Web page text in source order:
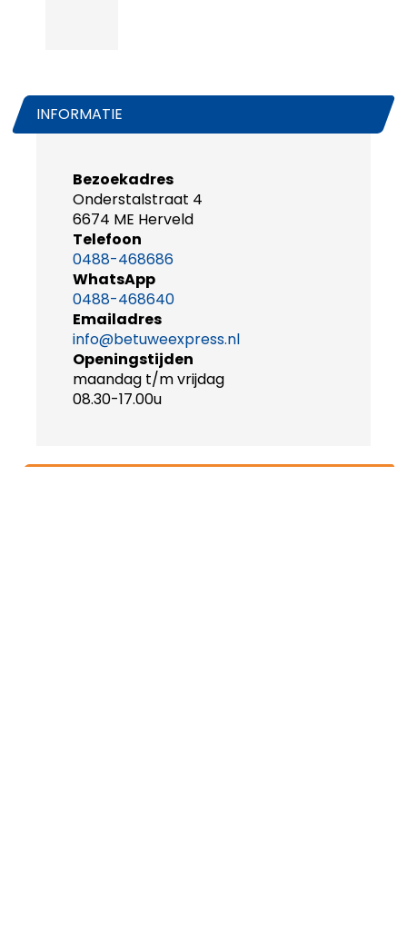
INFORMATIE
Bezoekadres
Onderstalstraat 4
6674 ME Herveld
Telefoon
0488-468686
WhatsApp
0488-468640
Emailadres
info@betuweexpress.nl
Openingstijden
maandag t/m vrijdag
08.30-17.00u